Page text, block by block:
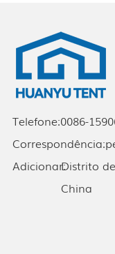
Adicionar:Distrito
China
Telefone:0086-
Correspondência: